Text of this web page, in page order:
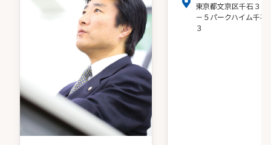
東京都文京区千石３－
－５パークハイム千石
３